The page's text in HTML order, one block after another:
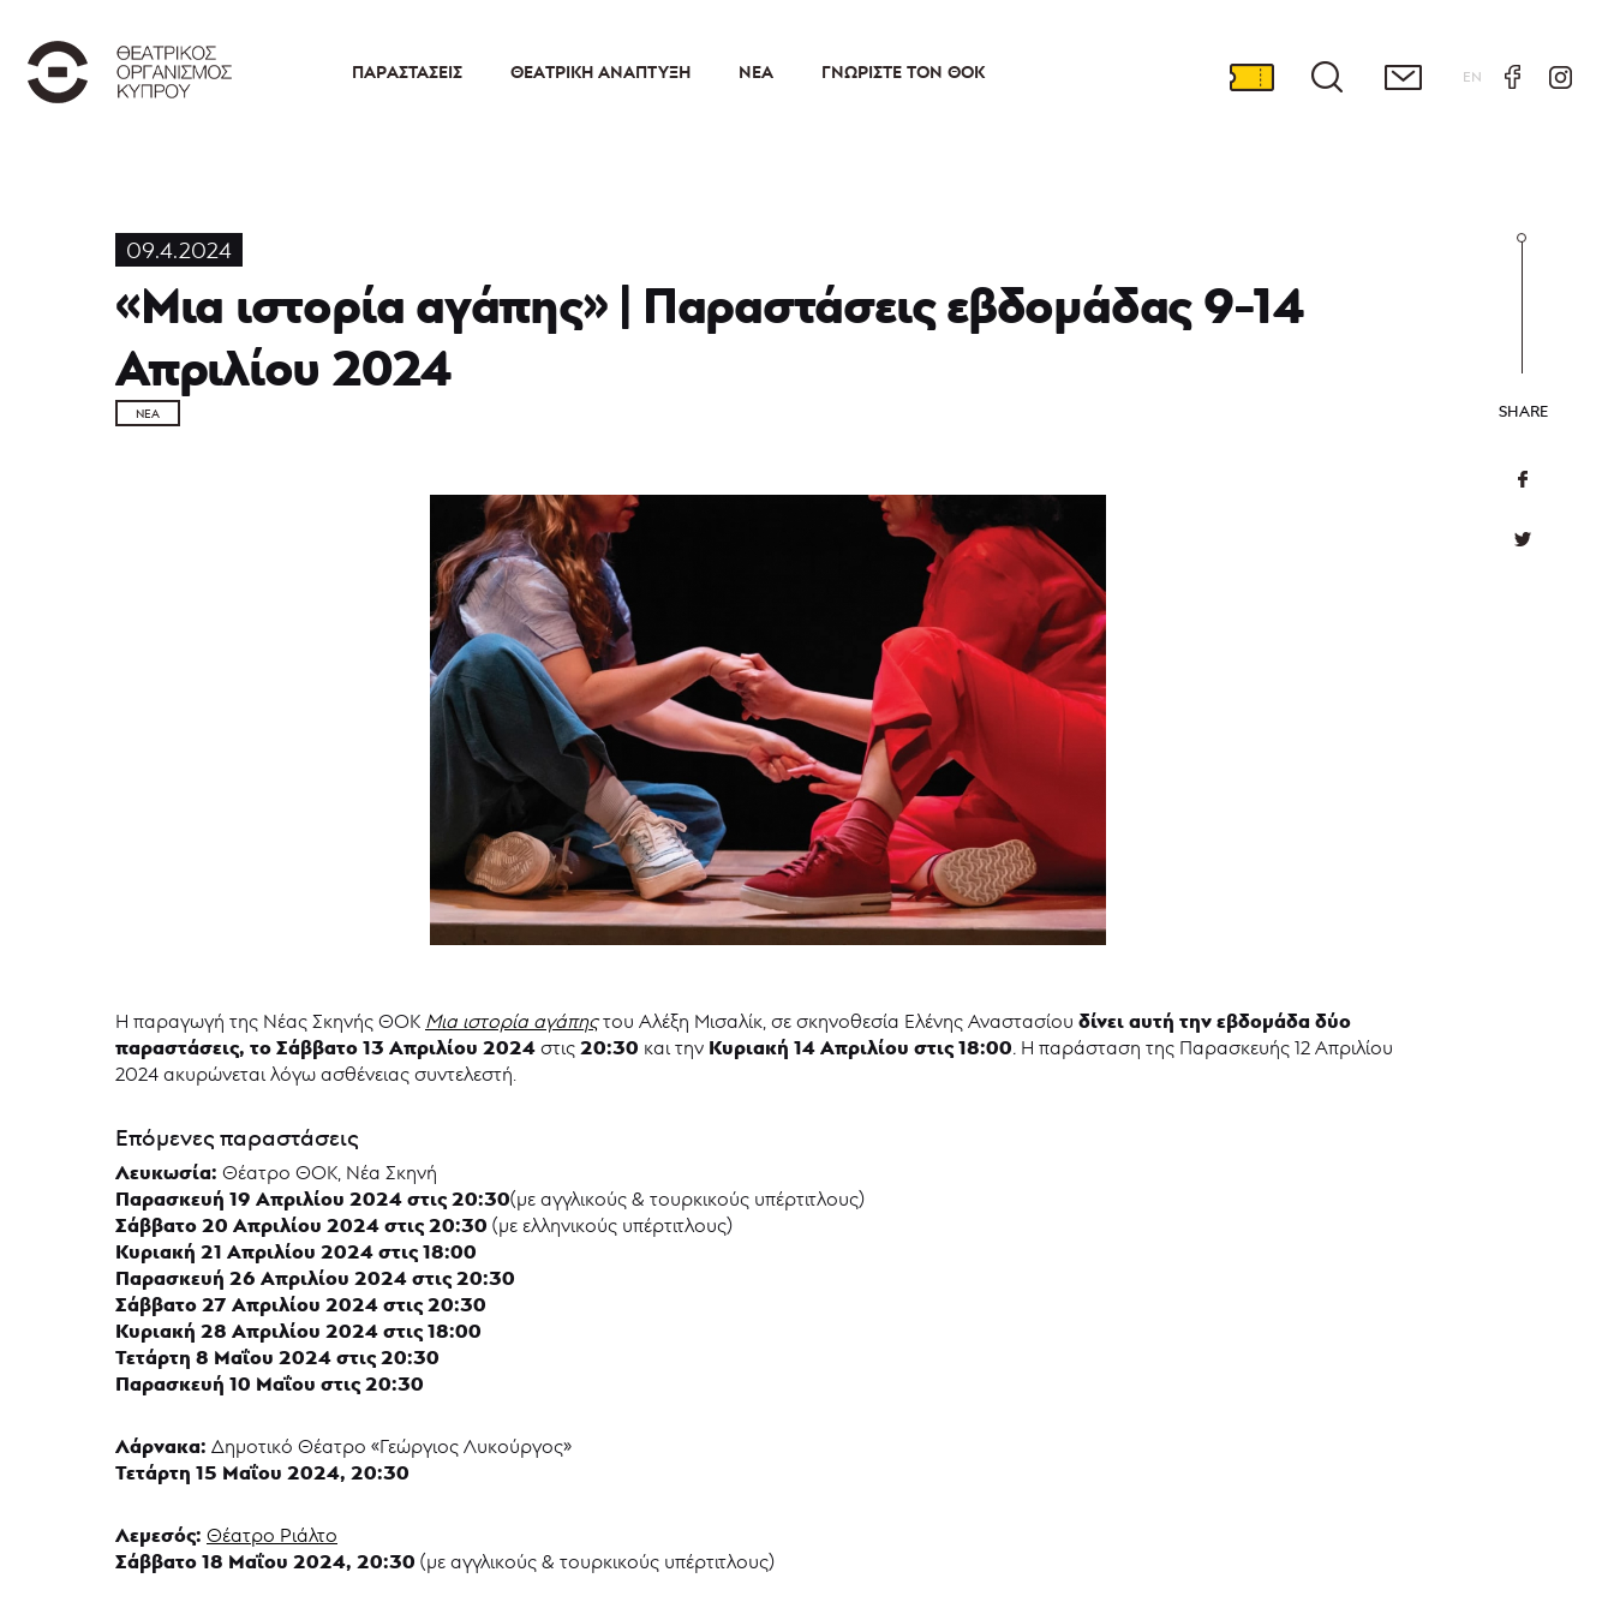
ΠΑΡΑΣΤΆΣΕΙΣ ΘΕΑΤΡΙΚΉ ΑΝΆΠΤΥΞΗ ΝΈΑ ΓΝΩΡΊΣΤΕ ΤΟΝ ΘΟΚ EN
09.4.2024
«Μια ιστορία αγάπης» | Παραστάσεις εβδομάδας 9-14
Απριλίου 2024
ΝΈΑ SHARE
Η παραγωγή της Νέας Σκηνής ΘΟΚ Μια ιστορία αγάπηςτου Αλέξη Μισαλίκ, σε σκηνοθεσία Ελένης Αναστασίου δίνει αυτή την εβδομάδα δύο
παραστάσεις, το Σάββατο 13 Απριλίου 2024 στις 20:30 και την Κυριακή 14 Απριλίου στις 18:00. Η παράσταση της Παρασκευής 12 Απριλίου
2024 ακυρώνεται λόγω ασθένειας συντελεστή.
Επόμενες παραστάσεις
Λευκωσία: Θέατρο ΘΟΚ, Νέα Σκηνή
Παρασκευή 19 Απριλίου 2024 στις 20:30(με αγγλικούς & τουρκικούς υπέρτιτλους)
Σάββατο 20 Απριλίου 2024 στις 20:30 (με ελληνικούς υπέρτιτλους)
Κυριακή 21 Απριλίου 2024 στις 18:00
Παρασκευή 26 Απριλίου 2024 στις 20:30
Σάββατο 27 Απριλίου 2024 στις 20:30
Κυριακή 28 Απριλίου 2024 στις 18:00
Τετάρτη 8 Μαΐου 2024 στις 20:30
Παρασκευή 10 Μαΐου στις 20:30
Λάρνακα: Δημοτικό Θέατρο «Γεώργιος Λυκούργος»
Τετάρτη 15 Μαΐου 2024, 20:30
Λεμεσός: Θέατρο Ριάλτο
Σάββατο 18 Μαΐου 2024, 20:30 (με αγγλικούς & τουρκικούς υπέρτιτλους)